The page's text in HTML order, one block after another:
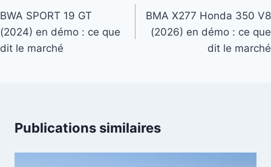
de
l’article
BWA SPORT 19 GT
(2024) en démo : ce que
dit le marché
BMA X277 Honda 350 V8
(2026) en démo : ce que
dit le marché
Publications similaires